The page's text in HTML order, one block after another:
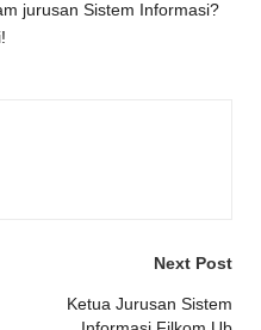
jurusan Sistem Informasi?
Next Post
Ketua Jurusan Sistem